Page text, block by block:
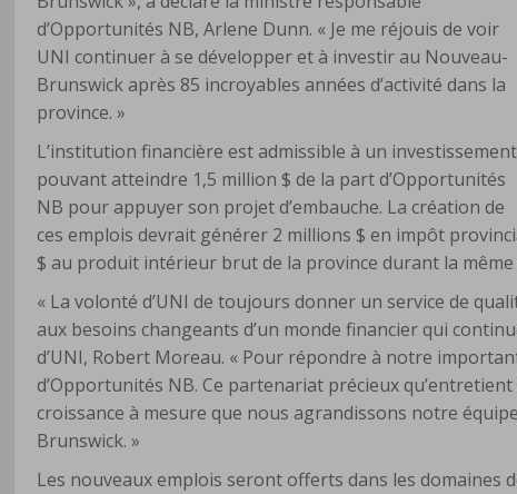
d’Opportunités NB, Arlene Dunn. « Je me réjouis de voir
UNI continuer à se développer et à investir au Nouveau-
Brunswick après 85 incroyables années d’activité dans la
province. »
L’institution financière est admissible à un investissement
pouvant atteindre 1,5 million $ de la part d’Opportunités
NB pour appuyer son projet d’embauche. La création de
ces emplois devrait générer 2 millions $ en impôt
$ au produit intérieur brut de la province durant la même
« La volonté d’UNI de toujours donner un service de
aux besoins changeants d’un monde financier qui
d’UNI, Robert Moreau. « Pour répondre à notre
d’Opportunités NB. Ce partenariat précieux
croissance à mesure que nous agrandissons notre
Brunswick. »
Les nouveaux emplois seront offerts dans les domaines